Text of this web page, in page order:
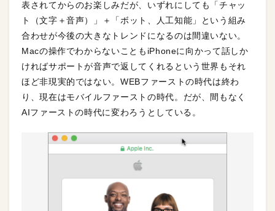
表されてからのお楽しみだが、いずれにしても「チャッ
ト（文字＋音声）」＋「ボット、人工知能」という組み
合わせが今後の大きなトレンドになるのは間違いない。
Macの操作でわからないこともiPhoneに向かって話しか
ければサポートが音声で返してくれるという世界もそれ
ほど非現実的ではない。WEBファーストの時代は終わ
り、現在はモバイルファーストの時代。だが、間もなく
AIファーストの時代に変わろうとしている。